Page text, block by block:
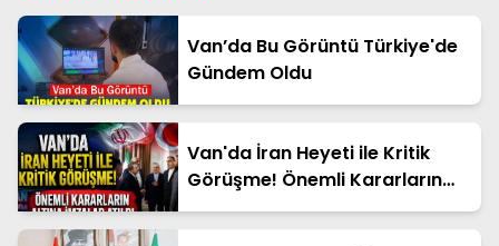
Van’da Bu Görüntü Türkiye'de
Gündem Oldu
Van'da İran Heyeti ile Kritik
Görüşme! Önemli Kararların
Altına İmzalar Atıldı